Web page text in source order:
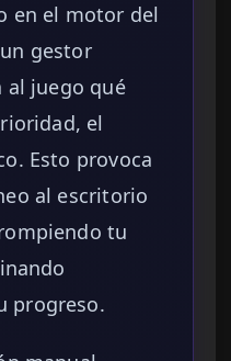
en el motor del
gestor
al juego qué
el
Esto provoca
al escritorio
tu
progreso.